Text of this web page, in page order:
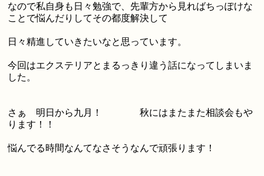
なので私自身も日々勉強で、先輩方から見ればちっぽけな
ことで悩んだりしてその都度解決して
日々精進していきたいなと思っています。
今回はエクステリアとまるっきり違う話になってしまいま
した。
さぁ 明日から九月！ 秋にはまたまた相談会もや
ります！！
悩んでる時間なんてなさそうなんで頑張ります！